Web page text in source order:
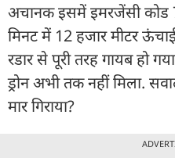
अचानक इसमें इमरजेंसी कोड
मिनट में 12 हजार मीटर
रडार से पूरी तरह गायब हो
ड्रोन अभी तक नहीं मिला.
मार गिराया?